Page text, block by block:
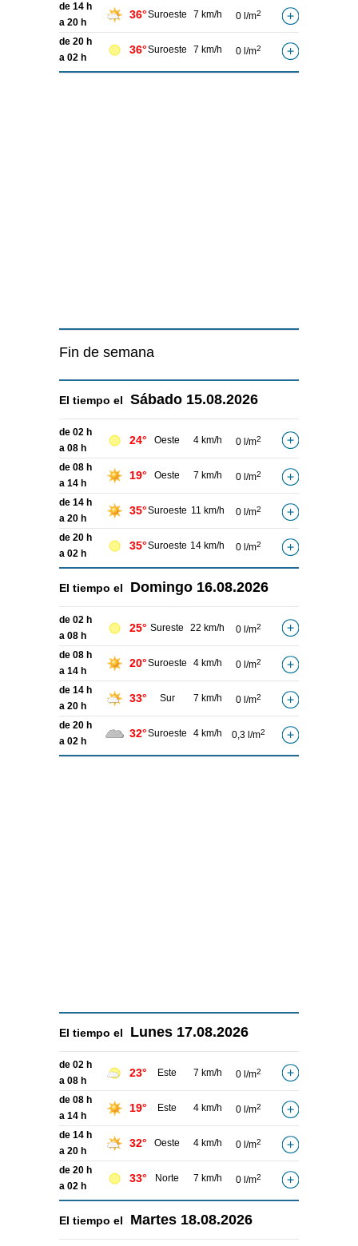
de 14 h
a 20 h
36°Suroeste 7 km/h 0 l/m2
de 20 h
a 02 h
36°Suroeste 7 km/h 0 l/m2
Fin de semana
El tiempo el Sábado 15.08.2026
de 02 h
a 08 h
24° Oeste 4 km/h 0 l/m2
de 08 h
a 14 h
19° Oeste 7 km/h 0 l/m2
de 14 h
a 20 h
35°Suroeste 11 km/h 0 l/m2
de 20 h
a 02 h
35°Suroeste 14 km/h 0 l/m2
El tiempo el Domingo 16.08.2026
de 02 h
a 08 h
25° Sureste 22 km/h 0 l/m2
de 08 h
a 14 h
20°Suroeste 4 km/h 0 l/m2
de 14 h
a 20 h
33° Sur 7 km/h 0 l/m2
de 20 h
a 02 h
32°Suroeste 4 km/h 0,3 l/m2
El tiempo el Lunes 17.08.2026
de 02 h
a 08 h
23° Este 7 km/h 0 l/m2
de 08 h
a 14 h
19° Este 4 km/h 0 l/m2
de 14 h
a 20 h
32° Oeste 4 km/h 0 l/m2
de 20 h
a 02 h
33° Norte 7 km/h 0 l/m2
El tiempo el Martes 18.08.2026